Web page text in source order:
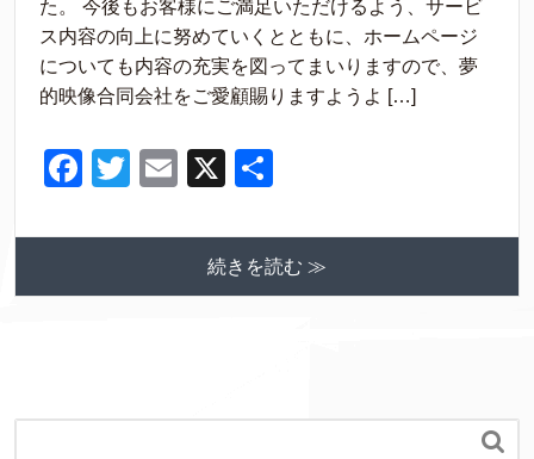
e
b
o
o
k
er
た。 今後もお客様にご満足いただけるよう、サービ
ス内容の向上に努めていくとともに、ホームページ
についても内容の充実を図ってまいりますので、夢
的映像合同会社をご愛顧賜りますようよ […]
F
c
k
T
tt
E
ail
X
続きを読む ≫
